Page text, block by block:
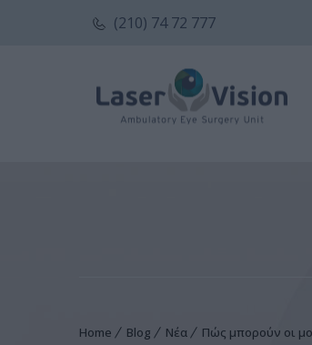
(210) 74 72 777
Home Blog Νέα Πώς μπορούν οι